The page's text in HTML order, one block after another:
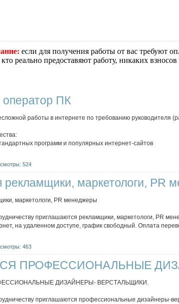
если для получения работы от вас требуют
реально предоставяют работу, никаких взносов
оператор ПК
работы в интернете по требованию руководителя
программ и популярных интернет-сайтов
524
рекламщики, маркетологи, PR
маркетологи, PR менеджеры
приглашаются рекламщики, маркетологи, PR
на удаленном доступе, график свободный. Оплата
463
ПРОФЕССИОНАЛЬНЫЕ
ДИЗАЙНЕРЫ- ВЕРСТАЛЬЩИКИ.
приглашаются профессиональные дизайнеры-